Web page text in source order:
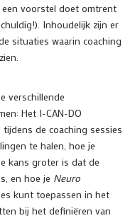
een voorstel doet omtrent
Inhoudelijk zijn er
situaties waarin coaching
verschillende
Het I-CAN-DO
de coaching sessies
te halen, hoe je
kans groter is dat de
en hoe je Neuro
kunt toepassen in het
bij het definiëren van